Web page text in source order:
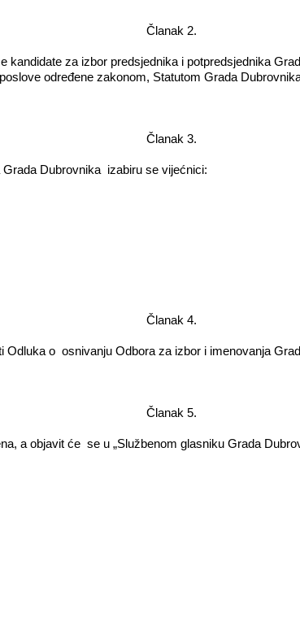
Članak 2.­
kandidate za izbor predsjednika i potpredsjednika
određene zakonom, Statutom Grada
Članak 3.­
Dubrovnika izabiru se vijećnici:­
Članak 4.­
Odluka o osnivanju Odbora za izbor i imenovanja
Članak 5.­
a objavit će se u „Službenom glasniku Grada